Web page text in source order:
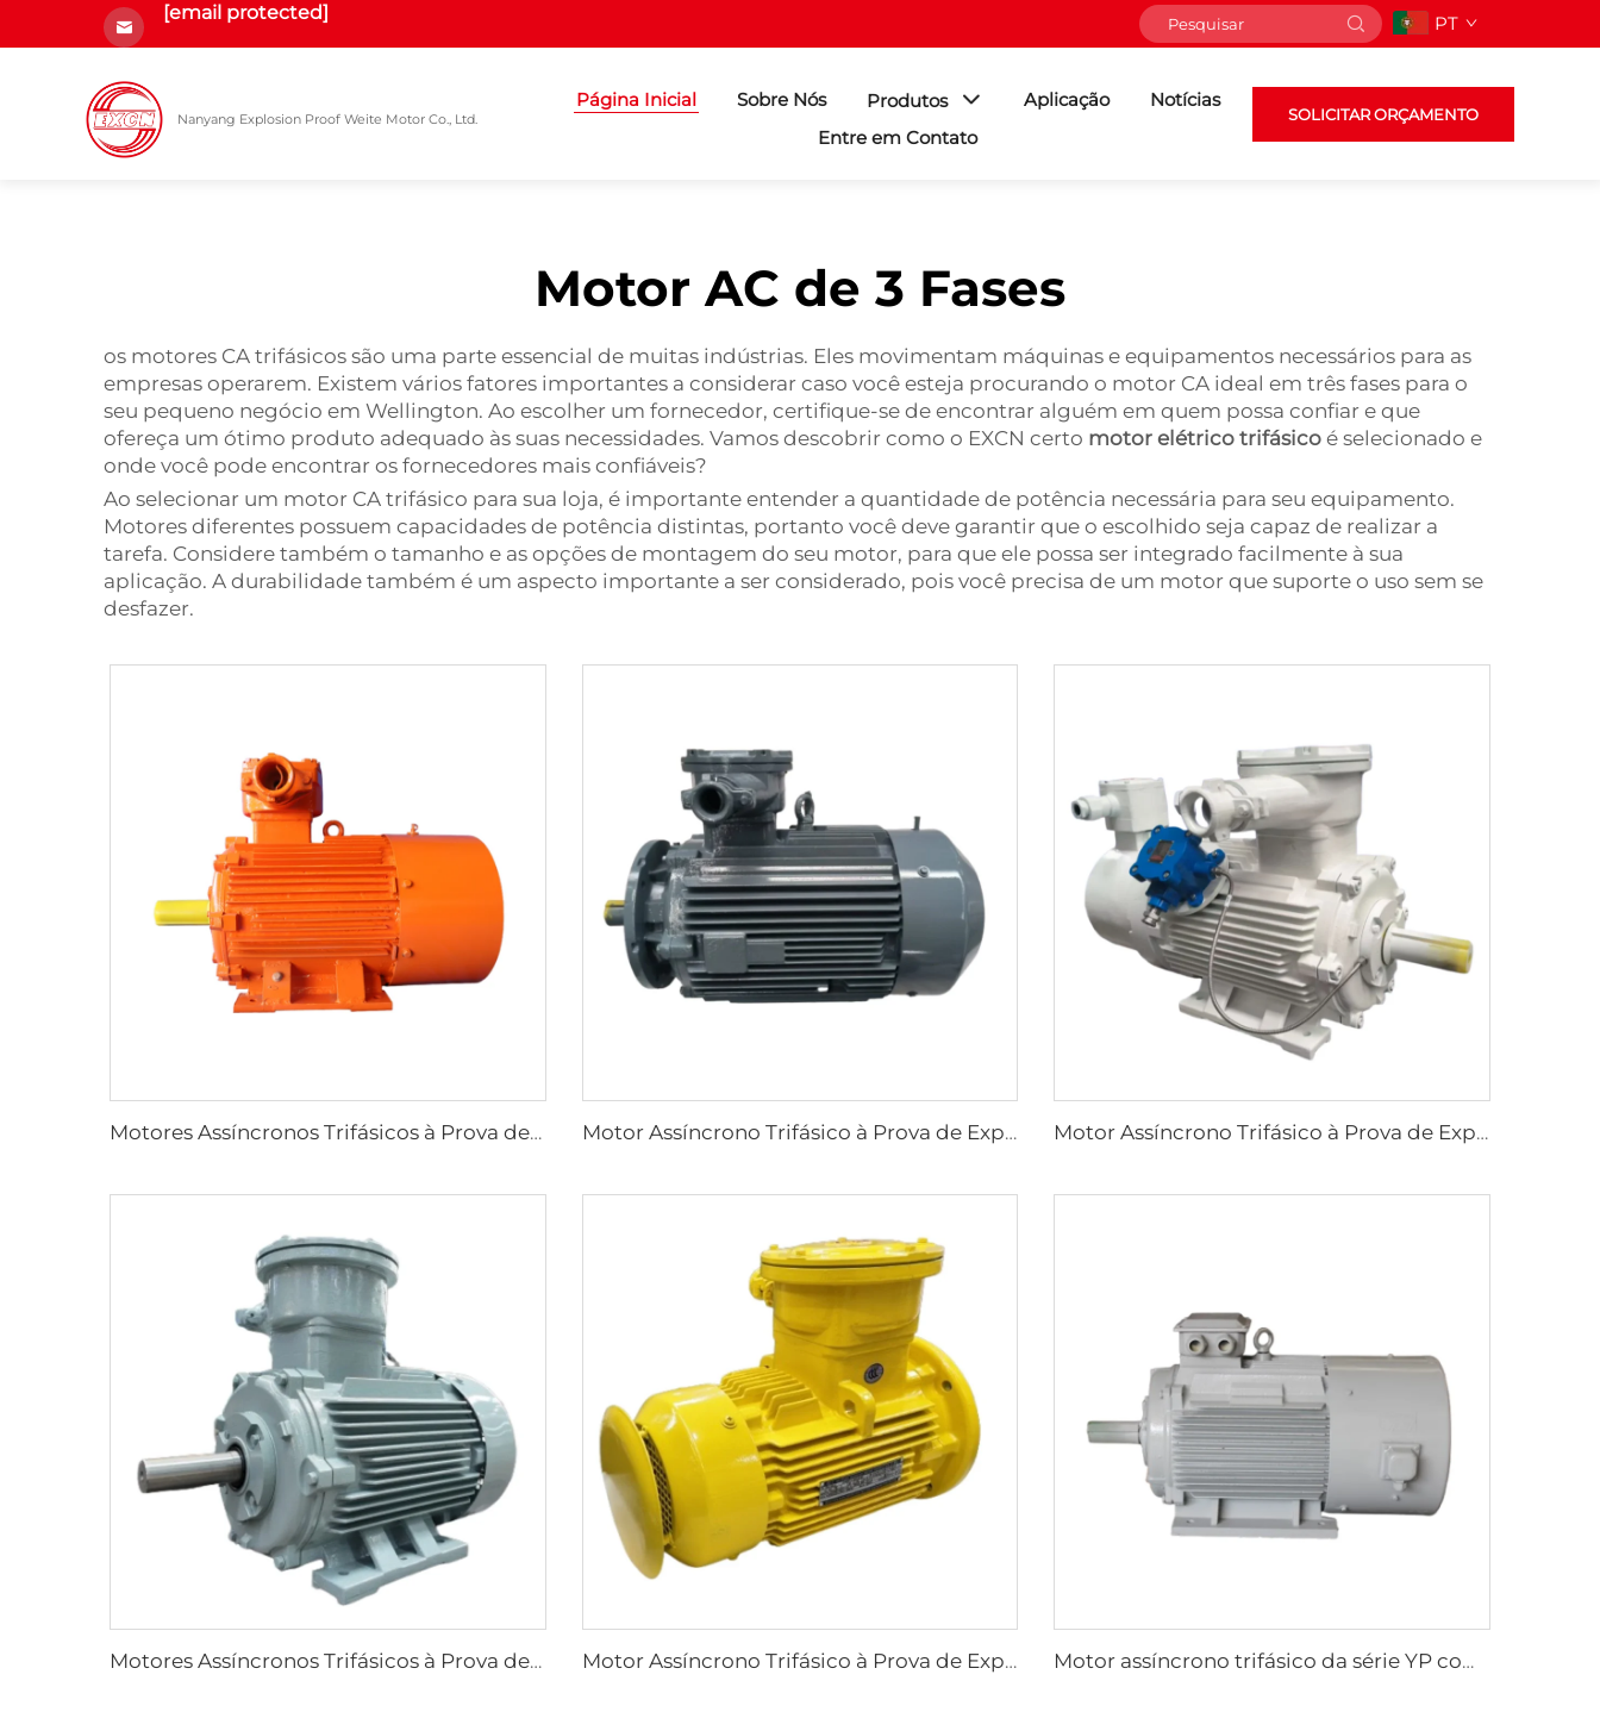
[email protected] PT
Nanyang Explosion Proof Weite Motor Co., Ltd.
Página Inicial Sobre Nós Produtos Aplicação
Notícias
Entre em Contato
SOLICITAR ORÇAMENTO
Motor AC de 3 Fases
os motores CA trifásicos são uma parte essencial de muitas indústrias. Eles movimentam máquinas e equipamentos necessários para as
empresas operarem. Existem vários fatores importantes a considerar caso você esteja procurando o motor CA ideal em três fases para o
seu pequeno negócio em Wellington. Ao escolher um fornecedor, certifique-se de encontrar alguém em quem possa confiar e que
ofereça um ótimo produto adequado às suas necessidades. Vamos descobrir como o EXCN certo motor elétrico trifásico é selecionado e
onde você pode encontrar os fornecedores mais confiáveis?
Ao selecionar um motor CA trifásico para sua loja, é importante entender a quantidade de potência necessária para seu equipamento.
Motores diferentes possuem capacidades de potência distintas, portanto você deve garantir que o escolhido seja capaz de realizar a
tarefa. Considere também o tamanho e as opções de montagem do seu motor, para que ele possa ser integrado facilmente à sua
aplicação. A durabilidade também é um aspecto importante a ser considerado, pois você precisa de um motor que suporte o uso sem se
desfazer.
Motores Assíncronos Trifásicos à Prova de Explosão Série YBK3 para Minas Subterrâneas de Carvão Motor Assíncrono Trifásico à Prova de Explosão de Baixa Tensão de Alta Eficiência Ultra-Alta Série YBX5 Motor Assíncrono Trifásico à Prova de Explosão com Regulação de Velocidade por Frequência Variável Série YBBP
Motores Assíncronos Trifásicos à Prova de Explosão de Alta Eficiência Série YBX3 Motor Assíncrono Trifásico à Prova de Explosão de Baixa Tensão de Alta Eficiência Ultra-Alta Série YBX4 Motor assíncrono trifásico da série YP com regulagem de velocidade por frequência variável